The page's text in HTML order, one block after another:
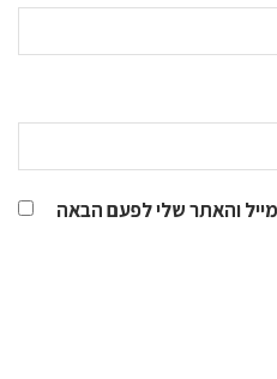
והאתר שלי לפעם הבאה